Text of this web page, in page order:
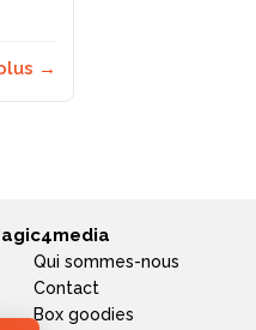
→
Qui sommes-nous
Contact
Box goodies